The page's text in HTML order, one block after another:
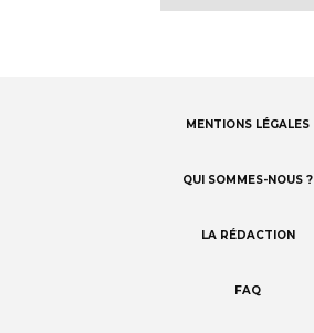
MENTIONS LÉGALES
QUI SOMMES-NOUS ?
LA RÉDACTION
FAQ